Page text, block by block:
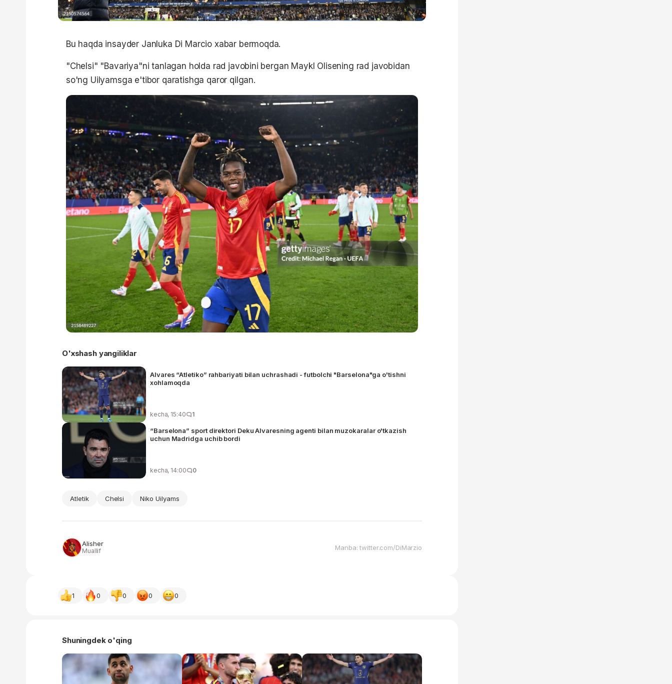
Bu haqda insayder Janluka Di Marcio xabar bermoqda.
"Chelsi" "Bavariya"ni tanlagan holda rad javobini bergan Maykl Olisening rad javobidan
so'ng Uilyamsga e'tibor qaratishga qaror qilgan.
O'xshash yangiliklar
Alvares “Atletiko” rahbariyati bilan uchrashadi - futbolchi "Barselona"ga o'tishni
xohlamoqda
kecha, 15:40 1
“Barselona” sport direktori Deku Alvaresning agenti bilan muzokaralar o'tkazish
uchun Madridga uchib bordi
kecha, 14:00 0
Atletik Chelsi Niko Uilyams
Alisher
Muallif Manba: twitter.com/DiMarzio
1 0 0 0 0
Shuningdek o'qing